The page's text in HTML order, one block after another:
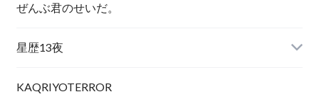
ぜんぶ君のせいだ。
星歴13夜
KAQRIYOTERROR